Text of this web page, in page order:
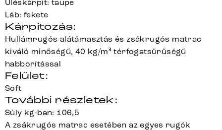
Üléskárpit: taupe
Láb: fekete
Kárpitozás:
Hullámrugós alátámasztás és zsákrugós matrac
kiváló minőségű, 40 kg/m³ térfogatsűrűségű
habborítással
Felület:
Soft
További részletek:
Súly kg-ban: 106,5
A zsákrugós matrac esetében az egyes rugók